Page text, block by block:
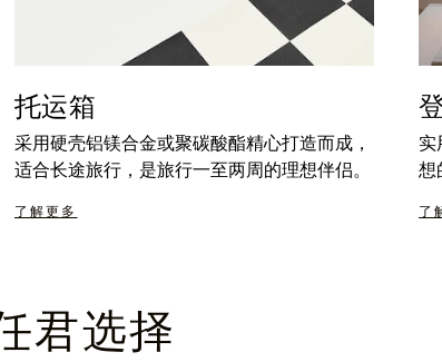
托运箱
采用硬壳铝镁合金或聚碳酸酯精心打造而成，
适合长途旅行，是旅行一至两周的理想伴侣。
了解更多
实
想
了
君选择